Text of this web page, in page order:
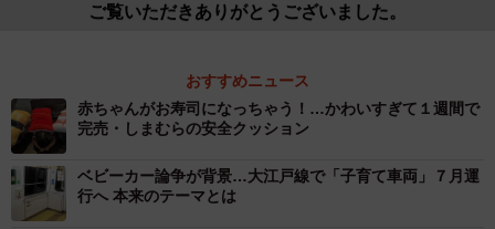
ご覧いただきありがとうございました。
おすすめニュース
赤ちゃんがお寿司になっちゃう！…かわいすぎて１週間で
完売・しまむらの安全クッション
ベビーカー論争が背景…大江戸線で「子育て車両」７月運
行へ 本来のテーマとは